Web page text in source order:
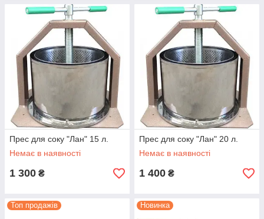
Прес для соку "Лан" 15 л.
Немає в наявності
1 300 ₴
Прес для соку "Лан" 20 л.
Немає в наявності
1 400 ₴
Топ продажів Новинка